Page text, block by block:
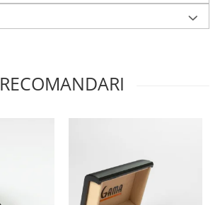
RECOMANDARI